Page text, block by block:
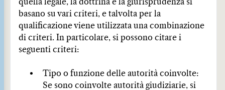
quella legale, la dottrina e la giurisprudenza si
basano su vari criteri, e talvolta per la
qualificazione viene utilizzata una combinazione
di criteri. In particolare, si possono citare i
seguenti criteri:
Tipo o funzione delle autorità coinvolte:
Se sono coinvolte autorità giudiziarie, si